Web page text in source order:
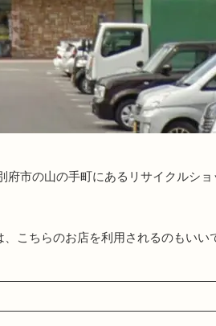
市の山の手町にあるリサイクルショ
こちらのお店を利用されるのもいい